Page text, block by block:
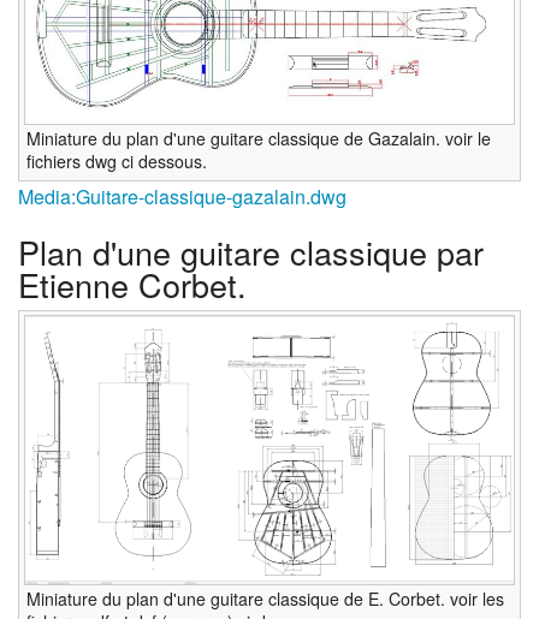
Miniature du plan d'une guitare classique de Gazalain. voir le
fichiers dwg ci dessous.
Media:Guitare-classique-gazalain.dwg
Plan d'une guitare classique par
Etienne Corbet.
Miniature du plan d'une guitare classique de E. Corbet. voir les